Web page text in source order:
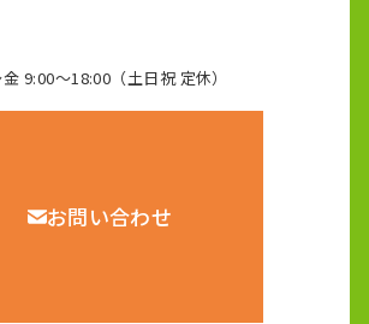
9:00～18:00（土日祝 定休）
お問い合わせ